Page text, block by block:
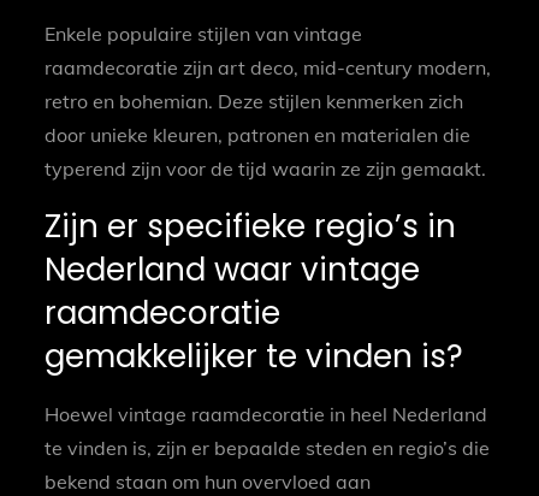
Enkele populaire stijlen van vintage
raamdecoratie zijn art deco, mid-century modern,
retro en bohemian. Deze stijlen kenmerken zich
door unieke kleuren, patronen en materialen die
typerend zijn voor de tijd waarin ze zijn gemaakt.
Zijn er specifieke regio’s in
Nederland waar vintage
raamdecoratie
gemakkelijker te vinden is?
Hoewel vintage raamdecoratie in heel Nederland
te vinden is, zijn er bepaalde steden en regio’s die
bekend staan om hun overvloed aan